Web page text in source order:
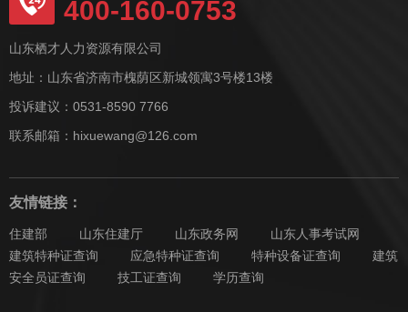
400-160-0753
山东栖才人力资源有限公司
地址：山东省济南市槐荫区新城领寓3号楼13楼
投诉建议：0531-8590 7766
联系邮箱：hixuewang@126.com
友情链接：
住建部 山东住建厅 山东政务网
山东人事考试网
建筑特种证查询
应急特种证查询 特种设备证查询
建筑
安全员证查询
技工证查询 学历查询